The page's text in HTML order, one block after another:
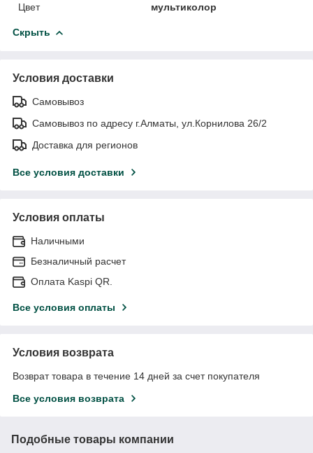
Цвет
мультиколор
Скрыть
Условия доставки
Самовывоз
Самовывоз по адресу г.Алматы, ул.Корнилова 26/2
Доставка для регионов
Все условия доставки
Условия оплаты
Наличными
Безналичный расчет
Оплата Kaspi QR.
Все условия оплаты
Условия возврата
Возврат товара в течение 14 дней за счет покупателя
Все условия возврата
Подобные товары компании